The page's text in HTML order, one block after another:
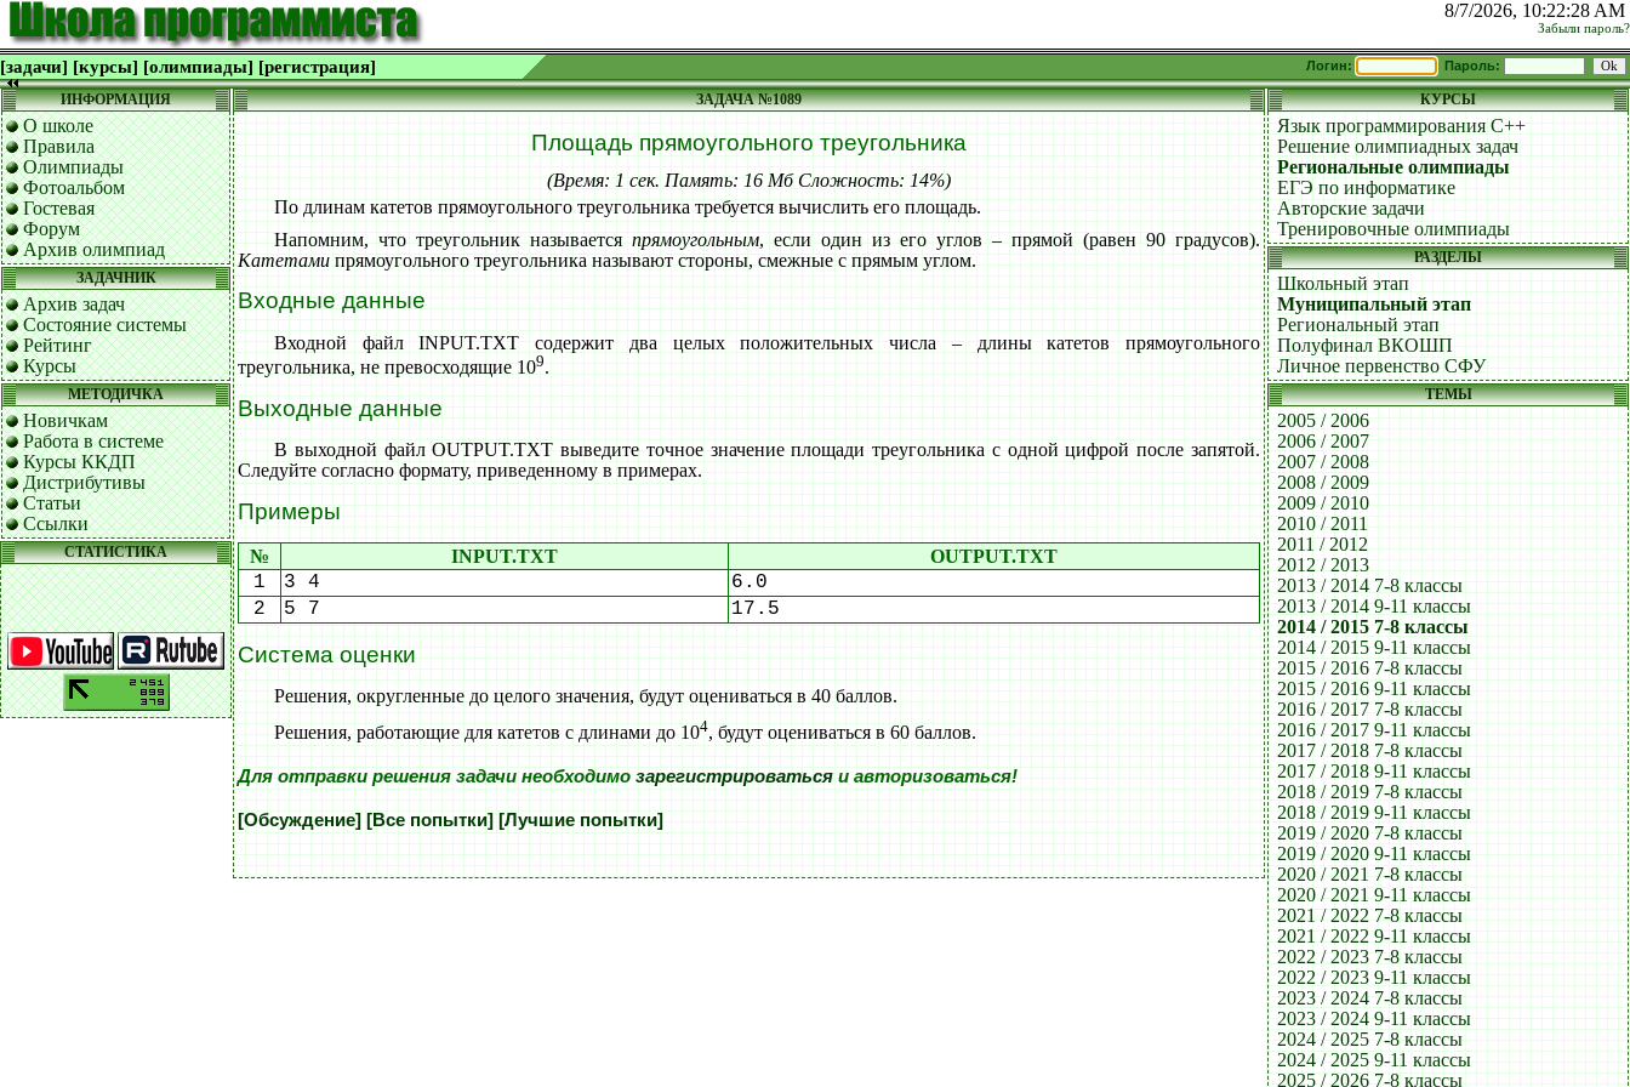
8/7/2026, 10:22:28 AM
Забыли пароль?
[задачи] [курсы] [олимпиады] [регистрация] Логин: Пароль:
ИНФОРМАЦИЯ
О школе
Правила
Олимпиады
Фотоальбом
Гостевая
Форум
Архив олимпиад
ЗАДАЧНИК
Архив задач
Состояние системы
Рейтинг
Курсы
МЕТОДИЧКА
Новичкам
Работа в системе
Курсы ККДП
Дистрибутивы
Статьи
Ссылки
СТАТИСТИКА
ЗАДАЧА №1089
Площадь прямоугольного треугольника
(Время: 1 сек. Память: 16 Мб Сложность: 14%)
По длинам катетов прямоугольного треугольника требуется вычислить его площадь.
Напомним, что треугольник называетсяпрямоугольным, если один из его углов – прямой (равен 90 градусов).
Катетамипрямоугольного треугольника называют стороны, смежные с прямым углом.
Входные данные
Входной файл INPUT.TXT содержит два целых положительных числа – длины катетов прямоугольного
треугольника, не превосходящие 109.
Выходные данные
В выходной файл OUTPUT.TXT выведите точное значение площади треугольника с одной цифрой после запятой.
Следуйте согласно формату, приведенному в примерах.
Примеры
№ INPUT.TXT OUTPUT.TXT
1 3 4
6.0
2
5 7 17.5
Система оценки
Решения, округленные до целого значения, будут оцениваться в 40 баллов.
Решения, работающие для катетов с длинами до 104, будут оцениваться в 60 баллов.
Для отправки решения задачи необходимозарегистрироватьсяи авторизоваться!
[Обсуждение] [Все попытки] [Лучшие попытки]
КУРСЫ
Язык программирования C++
Решение олимпиадных задач
Региональные олимпиады
ЕГЭ по информатике
Авторские задачи
Тренировочные олимпиады
РАЗДЕЛЫ
Школьный этап
Муниципальный этап
Региональный этап
Полуфинал ВКОШП
Личное первенство СФУ
ТЕМЫ
2005 / 2006
2006 / 2007
2007 / 2008
2008 / 2009
2009 / 2010
2010 / 2011
2011 / 2012
2012 / 2013
2013 / 2014 7-8 классы
2013 / 2014 9-11 классы
2014 / 2015 7-8 классы
2014 / 2015 9-11 классы
2015 / 2016 7-8 классы
2015 / 2016 9-11 классы
2016 / 2017 7-8 классы
2016 / 2017 9-11 классы
2017 / 2018 7-8 классы
2017 / 2018 9-11 классы
2018 / 2019 7-8 классы
2018 / 2019 9-11 классы
2019 / 2020 7-8 классы
2019 / 2020 9-11 классы
2020 / 2021 7-8 классы
2020 / 2021 9-11 классы
2021 / 2022 7-8 классы
2021 / 2022 9-11 классы
2022 / 2023 7-8 классы
2022 / 2023 9-11 классы
2023 / 2024 7-8 классы
2023 / 2024 9-11 классы
2024 / 2025 7-8 классы
2024 / 2025 9-11 классы
2025 / 2026 7-8 классы